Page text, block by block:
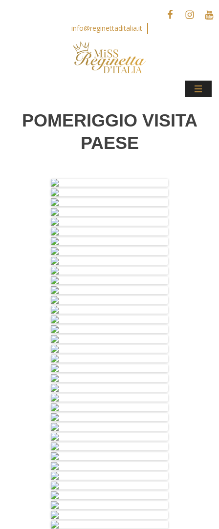
info@reginettaditalia.it
POMERIGGIO VISITA
PAESE